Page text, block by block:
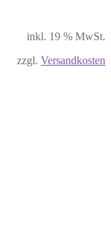
inkl. 19 % MwSt.
zzgl. Versandkosten